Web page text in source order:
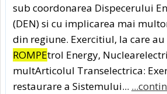
sub coordonarea Dispecerului
(DEN) si cu implicarea mai
din regiune. Exercitiul, la care
ROMPEtrol Energy,
multArticolul Transelectrica:
restaurare a Sistemului...